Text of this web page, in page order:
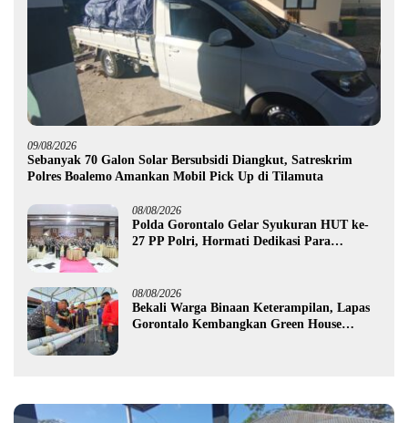
09/08/2026
Sebanyak 70 Galon Solar Bersubsidi Diangkut, Satreskrim
Polres Boalemo Amankan Mobil Pick Up di Tilamuta
08/08/2026
Polda Gorontalo Gelar Syukuran HUT ke-
27 PP Polri, Hormati Dedikasi Para
08/08/2026
Bekali Warga Binaan Keterampilan, Lapas
Gorontalo Kembangkan Green House